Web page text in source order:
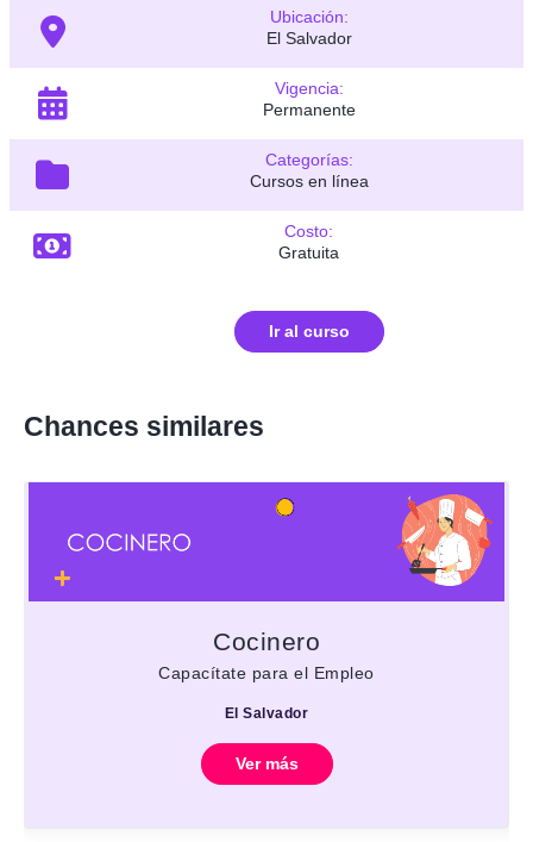
Ubicación:
El Salvador
Vigencia:
Permanente
Categorías:
Cursos en línea
Costo:
Gratuita
Ir al curso
Chances similares
Cocinero
Capacítate para el Empleo
El Salvador
Ver más